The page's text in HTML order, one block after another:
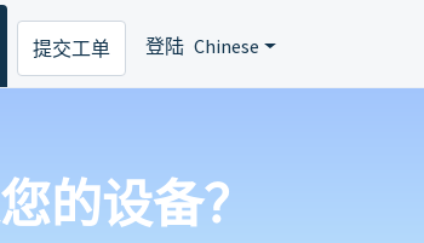
提交工单 登陆 Chinese
的设备？